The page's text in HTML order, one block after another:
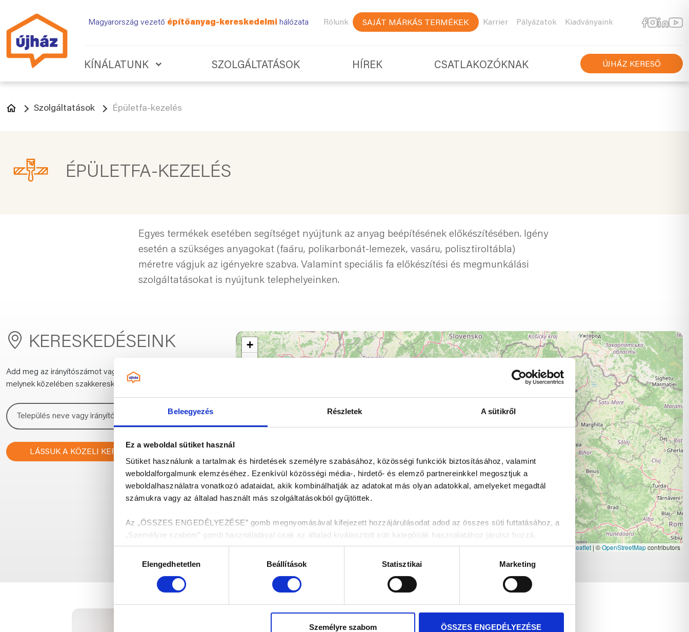
Beleegyezés Részletek A sütikről
Ez a weboldal sütiket használ
Sütiket használunk a tartalmak és hirdetések személyre szabásához, közösségi funkciók biztosításához, valamint
weboldalforgalmunk elemzéséhez. Ezenkívül közösségi média-, hirdető- és elemző partnereinkkel megosztjuk a
weboldalhasználatra vonatkozó adataidat, akik kombinálhatják az adatokat más olyan adatokkal, amelyeket megadtál
számukra vagy az általad használt más szolgáltatásokból gyűjtöttek.
Az „ÖSSZES ENGEDÉLYEZÉSE” gomb megnyomásával kifejezett hozzájárulásodat adod az összes süti futtatásához, a
„Személyre szabom” gomb használatával csak az általad kiválasztott süti kategóriák használatához járulsz hozzá,
melyekről a Részletek megjelenítése fül alatt tájékozódhatsz.
kiválasztásaElengedhetetlen Beállítások Statisztikai Marketing
Személyre szabom ÖSSZES ENGEDÉLYEZÉSE
Magyarország vezető építőanyag-kereskedelmi hálózata Rólunk SAJÁT MÁRKÁS TERMÉKEK Karrier Pályázatok Kiadványaink
KÍNÁLATUNK SZOLGÁLTATÁSOK HÍREK CSATLAKOZÓKNAK ÚJHÁZ KERESŐ
Szolgáltatások Épületfa-kezelés
ÉPÜLETFA-KEZELÉS
Egyes termékek esetében segítséget nyújtunk az anyag beépítésének előkészítésében. Igény
esetén a szükséges anyagokat (faáru, polikarbonát-lemezek, vasáru, polisztiroltábla)
méretre vágjuk az igényekre szabva. Valamint speciális fa előkészítési és megmunkálási
szolgáltatásokat is nyújtunk telephelyeinken.
KERESKEDÉSEINK
Add meg az irányítószámot vagy a település nevét,
melynek közelében szakkereskedést keresel:
LÁSSUK A KÖZELI KERESKEDÉSEKET!
+
Leaflet | ©OpenStreetMapcontributors
HÍRLEVÉL FELIRATKOZÁS